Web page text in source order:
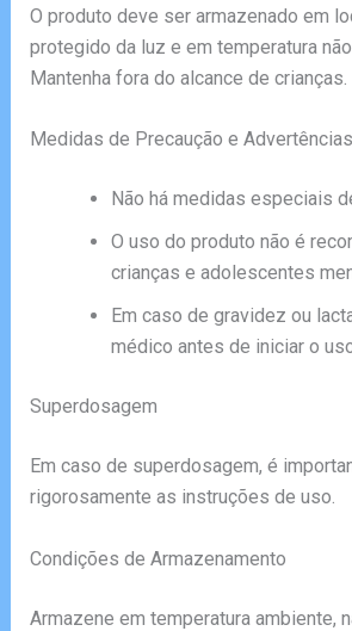
O produto deve ser armazenado em
protegido da luz e em temperatura
Mantenha fora do alcance de crianças.
Medidas de Precaução e Advertências
Não há medidas especiais
O uso do produto não é
crianças e adolescentes
Em caso de gravidez ou
médico antes de iniciar o
Superdosagem
Em caso de superdosagem, é
rigorosamente as instruções de uso.
Condições de Armazenamento
Armazene em temperatura ambiente,